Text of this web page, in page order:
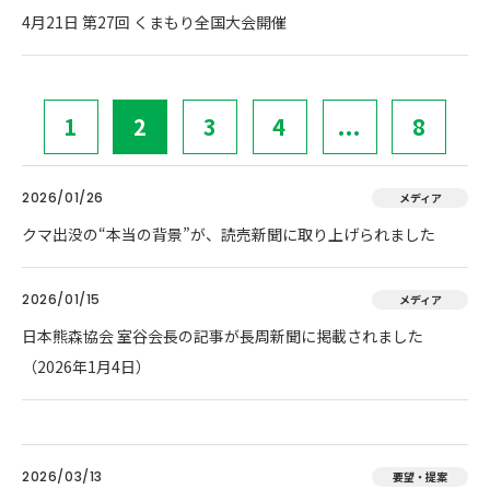
4月21日 第27回 くまもり全国大会開催
1 2 3 4 ... 8
2026/01/26 メディア
クマ出没の“本当の背景”が、読売新聞に取り上げられました
2026/01/15 メディア
日本熊森協会 室谷会長の記事が長周新聞に掲載されました
（2026年1月4日）
2026/03/13 要望・提案